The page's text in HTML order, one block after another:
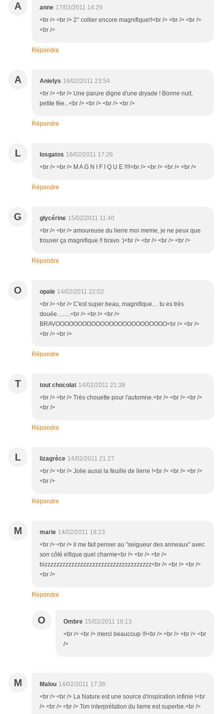
A anne 17/02/2011 14:29
<br /> <br /> 2° collier encore magnifique!!<br /> <br /> <br />
<br />
Répondre
A Anielys 16/02/2011 23:54
<br /> <br /> Une parure digne d'une dryade ! Bonne nuit,
petite fée...<br /> <br /> <br /> <br />
Répondre
L losgatos 16/02/2011 17:26
<br /> <br /> M A G N I F I Q U E !!!!<br /> <br /> <br /> <br />
Répondre
G glycérine 15/02/2011 11:40
<br /> <br /> amoureuse du lierre moi meme, je ne peux que
trouver ça magnifique !! bravo :)<br /> <br /> <br /> <br />
Répondre
O opale 14/02/2011 22:02
<br /> <br /> C'est super beau, magnifique.... tu es très
douée.........<br /> <br /> <br />
BRAVOOOOOOOOOOOOOOOOOOOOOOOOO<br /> <br />
<br /> <br />
Répondre
T tout chocolat 14/02/2011 21:38
<br /> <br /> Très chouette pour l'automne.<br /> <br /> <br />
<br />
Répondre
L lizagrèce 14/02/2011 21:27
<br /> <br /> Jolie aussi la feuille de lierre !<br /> <br /> <br />
<br />
Répondre
M marie 14/02/2011 18:23
<br /> <br /> il me fait penser au "seigueur des anneaux" avec
son côté elfique.quel charme<br /> <br /> <br />
bizzzzzzzzzzzzzzzzzzzzzzzzzzzzzzzzzzzz<br /> <br /> <br />
<br />
Répondre
O Ombre 15/02/2011 18:13
<br /> <br /> merci beaucoup !!!<br /> <br /> <br /> <br
/>
M Malou 14/02/2011 17:36
<br /> <br /> La Nature est une source d'inspiration infinie !<br
/> <br /> <br /> Ton interprétation du lierre est superbe.<br />